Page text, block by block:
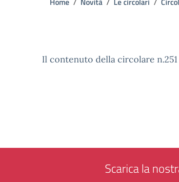
Il contenuto della circolare
Scarica la